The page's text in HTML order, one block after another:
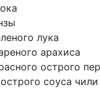
лука
арахиса
острого
соуса